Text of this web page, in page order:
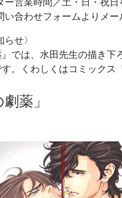
い合わせフォームよりメ
せ〉
では、水田先生の描き
。くわしくはコミックス
薬」